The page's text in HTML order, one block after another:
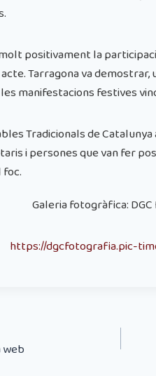
positivament la
Tarragona va
manifestacions festives
Tradicionals de
i persones que van fer
Galeria fotogràfica:
https://dgcfotografia.pic-